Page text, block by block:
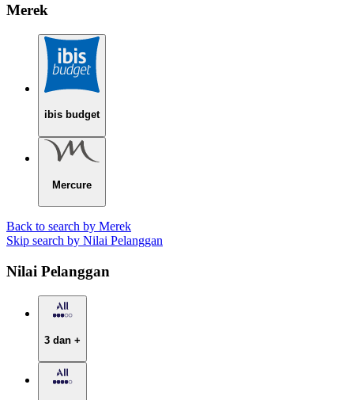
Merek
ibis budget
Mercure
Back to search by Merek
Skip search by Nilai Pelanggan
Nilai Pelanggan
3 dan +